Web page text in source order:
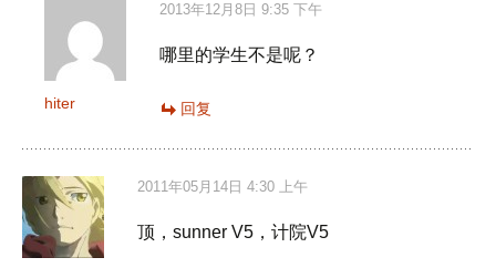
hiter
2013年12月8日 9:35 下午
哪里的学生不是呢？
回复
2011年05月14日 4:30 上午
顶，sunner V5，计院V5